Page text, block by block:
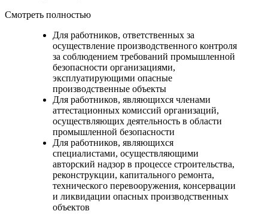
Смотреть полностью
Для работников, ответственных за
осуществление производственного контроля
за соблюдением требований промышленной
безопасности организациями,
эксплуатирующими опасные
производственные объекты
Для работников, являющихся членами
аттестационных комиссий организаций,
осуществляющих деятельность в области
промышленной безопасности
Для работников, являющихся
специалистами, осуществляющими
авторский надзор в процессе строительства,
реконструкции, капитального ремонта,
технического перевооружения, консервации
и ликвидации опасных производственных
объектов